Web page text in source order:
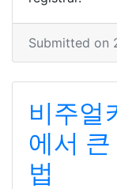
Submitted on
비주얼
에서
법